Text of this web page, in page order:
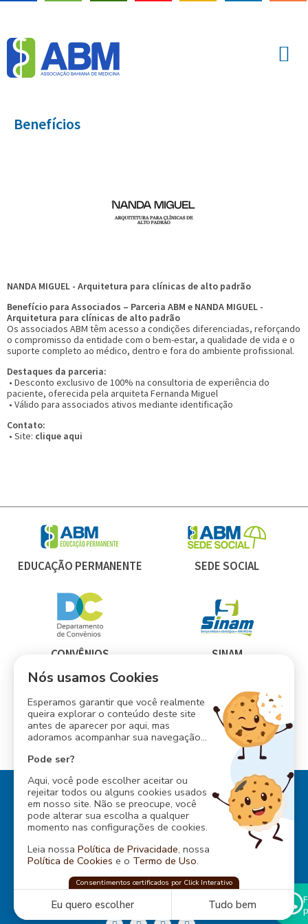
Benefícios
NANDA MIGUEL - Arquitetura para clínicas de alto padrão
Benefício para Associados – Parceria ABM e NANDA MIGUEL -
Arquitetura para clínicas de alto padrão
Os associados ABM têm acesso a condições diferenciadas, reforçando
o compromisso da entidade com o bem-estar, a qualidade de vida e o
suporte completo ao médico, dentro e fora do ambiente profissional.
Destaques da parceria:
• Desconto exclusivo de 100% na consultoria de experiência do
paciente, oferecida pela arquiteta Fernanda Miguel
• Válido para associados ativos mediante identificação
Contato:
• Site: clique aqui
EDUCAÇÃO PERMANENTE SEDE SOCIAL
CONVÊNIOS SINAM
CONSÓRCIO ABM INESS
Rua Baependi, 162
Ondina, Salvador - Bahia
CEP: 40170-070
Tel.:... ver telefone
CNPJ: 13.548.938/0001-92
Nós usamos Cookies
Esperamos garantir que você realmente
queira explorar o conteúdo deste site
antes de aparecer por aqui, mas
adoramos acompanhar sua navegação...
Pode ser?
Aqui, você pode escolher aceitar ou
rejeitar todos ou alguns cookies usados
em nosso site. Não se preocupe, você
pode alterar sua escolha a qualquer
momento nas configurações de cookies.
Leia nossa Política de Privacidade, nossa
Política de Cookies e o Termo de Uso.
Consentimentos certificados por Click Interativo
ABM confia naClick Interativopara proteger sua privacidade
Eu quero escolher Tudo bem